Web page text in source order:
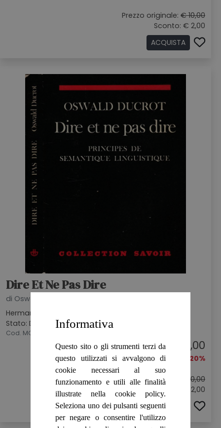
Prezzo originale: € 10,00
Sconto: € 2,00
ACQUISTA
Dire Et Ne Pas Dire
di Oswald Ducrot
Hermann, 1972
Stato: DISCRETO
Cod. MCV4007
€ 8,00
-20%
Prezzo originale:
€ 10,00
Sconto: € 2,00
ACQUISTA
Informativa
Questo sito o gli strumenti terzi da
questo utilizzati si avvalgono di
cookie necessari al suo
funzionamento e utili alle finalità
illustrate nella cookie policy.
Seleziona uno dei pulsanti seguenti
per negare o consentire l'utilizzo